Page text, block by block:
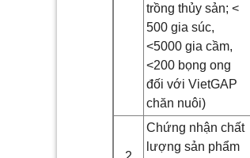
trồng thủy sản; <
500 gia súc,
<5000 gia cầm,
<200 bọng ong
đối với VietGAP
chăn nuôi)
Chứng nhận chất
lượng sản phẩm